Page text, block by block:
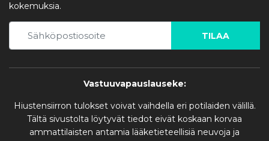
kokemuksia.
TILAA
Vastuuvapauslauseke:
Hiustensiirron tulokset voivat vaihdella eri potilaiden välillä.
Tältä sivustolta löytyvät tiedot eivät koskaan korvaa
ammattilaisten antamia lääketieteellisiä neuvoja ja